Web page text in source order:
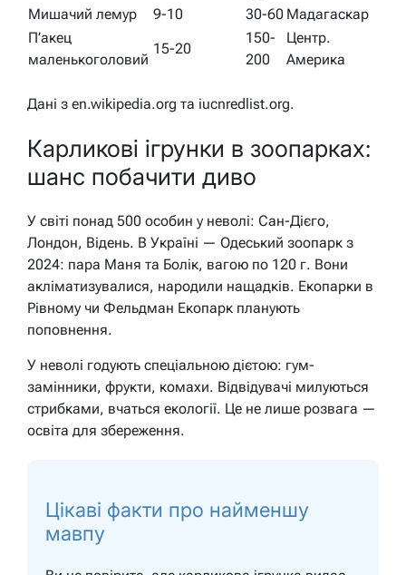
Мишачий лемур
9-10 30-60 Мадагаскар
П’акец
маленькоголовий
15-20
150-
200
Центр.
Америка
Дані з en.wikipedia.org та iucnredlist.org.
Карликові ігрунки в зоопарках:
шанс побачити диво
У світі понад 500 особин у неволі: Сан-Дієго,
Лондон, Відень. В Україні — Одеський зоопарк з
2024: пара Маня та Болік, вагою по 120 г. Вони
акліматизувалися, народили нащадків. Екопарки в
Рівному чи Фельдман Екопарк планують
поповнення.
У неволі годують спеціальною дієтою: гум-
замінники, фрукти, комахи. Відвідувачі милуються
стрибками, вчаться екології. Це не лише розвага —
освіта для збереження.
Цікаві факти про найменшу
мавпу